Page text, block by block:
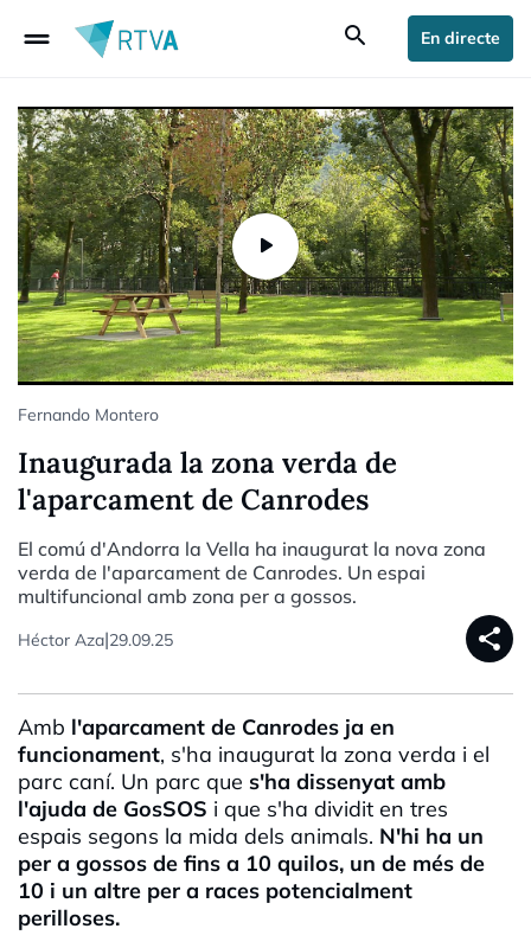
drag_handle search En directe
Fernando Montero
Inaugurada la zona verda de
l'aparcament de Canrodes
El comú d'Andorra la Vella ha inaugurat la nova zona
verda de l'aparcament de Canrodes. Un espai
multifuncional amb zona per a gossos.
Héctor Aza|29.09.25 share
Amb l'aparcament de Canrodes ja en
funcionament, s'ha inaugurat la zona verda i el
parc caní. Un parc que s'ha dissenyat amb
l'ajuda de GosSOS i que s'ha dividit en tres
espais segons la mida dels animals. N'hi ha un
per a gossos de fins a 10 quilos, un de més de
10 i un altre per a races potencialment
perilloses.